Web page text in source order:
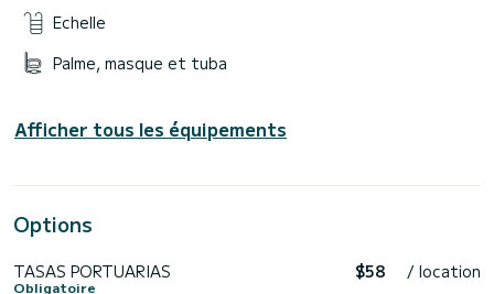
Echelle
Palme, masque et tuba
Afficher tous les équipements
Options
TASAS PORTUARIAS
Obligatoire
$58 / location